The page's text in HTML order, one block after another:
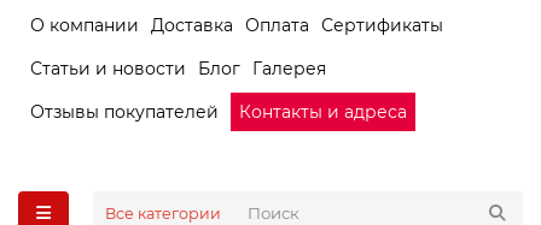
О компании Доставка Оплата
Сертификаты
Статьи и новости
Блог
Галерея
Отзывы покупателей
Контакты и адреса
Все категории